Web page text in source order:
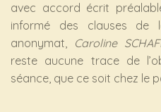
avec accord écrit
informé des clauses de
anonymat, Caroline
reste aucune trace de
séance, que ce soit chez le